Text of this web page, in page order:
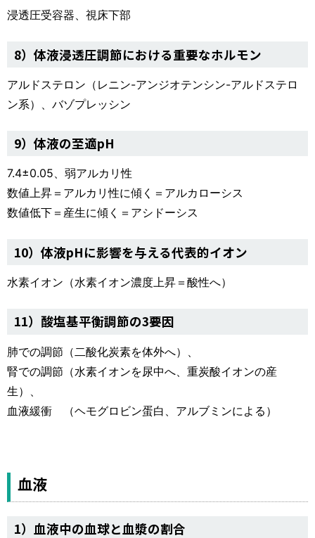
浸透圧受容器、視床下部
8）体液浸透圧調節における重要なホルモン
アルドステロン（レニン-アンジオテンシン-アルドステロ
ン系）、バゾプレッシン
9）体液の至適pH
7.4±0.05、弱アルカリ性
数値上昇＝アルカリ性に傾く＝アルカローシス
数値低下＝産生に傾く＝アシドーシス
10）体液pHに影響を与える代表的イオン
水素イオン（水素イオン濃度上昇＝酸性へ）
11）酸塩基平衡調節の3要因
肺での調節（二酸化炭素を体外へ）、
腎での調節（水素イオンを尿中へ、重炭酸イオンの産
生）、
血液緩衝 （ヘモグロビン蛋白、アルブミンによる）
血液
1）血液中の血球と血漿の割合